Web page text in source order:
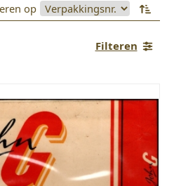
op
Filteren